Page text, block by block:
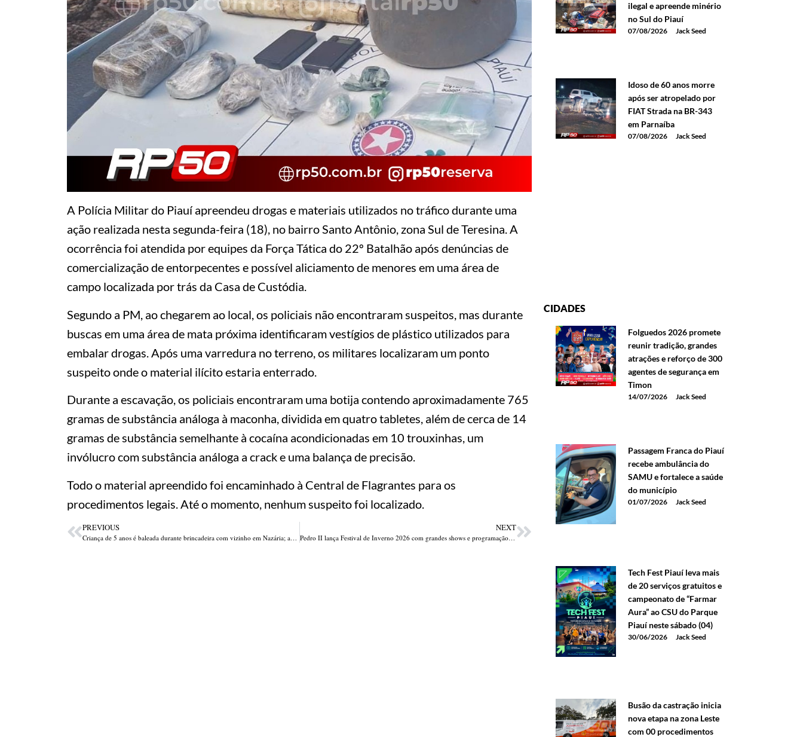
A Polícia Militar do Piauí apreendeu drogas e materiais utilizados no tráfico durante uma
ação realizada nesta segunda-feira (18), no bairro Santo Antônio, zona Sul de Teresina. A
ocorrência foi atendida por equipes da Força Tática do 22º Batalhão após denúncias de
comercialização de entorpecentes e possível aliciamento de menores em uma área de
campo localizada por trás da Casa de Custódia.
Segundo a PM, ao chegarem ao local, os policiais não encontraram suspeitos, mas durante
buscas em uma área de mata próxima identificaram vestígios de plástico utilizados para
embalar drogas. Após uma varredura no terreno, os militares localizaram um ponto
suspeito onde o material ilícito estaria enterrado.
Durante a escavação, os policiais encontraram uma botija contendo aproximadamente 765
gramas de substância análoga à maconha, dividida em quatro tabletes, além de cerca de 14
gramas de substância semelhante à cocaína acondicionadas em 10 trouxinhas, um
invólucro com substância análoga a crack e uma balança de precisão.
Todo o material apreendido foi encaminhado à Central de Flagrantes para os
procedimentos legais. Até o momento, nenhum suspeito foi localizado.
PREVIOUS
Criança de 5 anos é baleada durante brincadeira com vizinho em Nazária; arma pertencia ao pai da vítima
NEXT
Pedro II lança Festival de Inverno 2026 com grandes shows e programação cultural de 4 a 7 de junho
ilegal e apreende minério
no Sul do Piauí
07/08/2026 Jack Seed
Idoso de 60 anos morre
após ser atropelado por
FIAT Strada na BR-343
em Parnaíba
07/08/2026 Jack Seed
CIDADES
Folguedos 2026 promete
reunir tradição, grandes
atrações e reforço de 300
agentes de segurança em
Timon
14/07/2026 Jack Seed
Passagem Franca do Piauí
recebe ambulância do
SAMU e fortalece a saúde
do município
01/07/2026 Jack Seed
Tech Fest Piauí leva mais
de 20 serviços gratuitos e
campeonato de “Farmar
Aura” ao CSU do Parque
Piauí neste sábado (04)
30/06/2026 Jack Seed
Busão da castração inicia
nova etapa na zona Leste
com 00 procedimentos